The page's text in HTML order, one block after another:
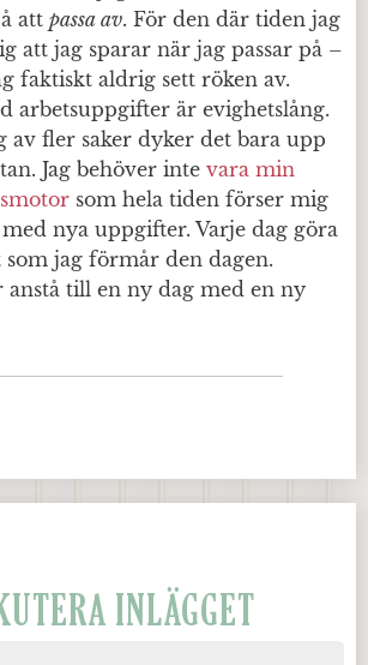
att passa av. För den där tiden jag
att jag sparar när jag passar på –
faktiskt aldrig sett röken av.
arbetsuppgifter är evighetslång.
av fler saker dyker det bara upp
Jag behöver inte vara min
som hela tiden förser mig
nya uppgifter. Varje dag göra
som jag förmår den dagen.
anstå till en ny dag med en ny
INLÄGGET